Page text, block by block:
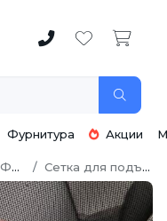
Фурнитура Акции
Фатин Сетка для подъюбников